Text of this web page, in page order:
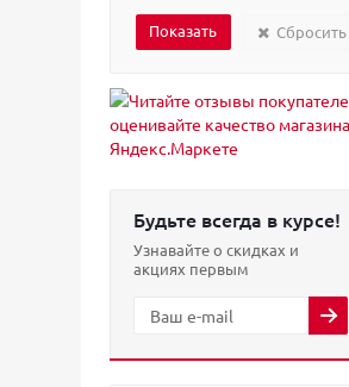
Сбросить
Будьте всегда в курсе!
Узнавайте о скидках и
акциях первым